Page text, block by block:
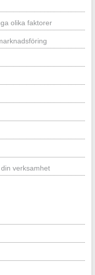
olika faktorer
verksamhet